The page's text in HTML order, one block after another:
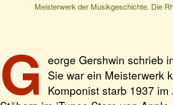
Meisterwerk der Musikgeschichte. Die
G eorge Gershwin schrieb
Sie war ein Meisterwerk
Komponist starb 1937